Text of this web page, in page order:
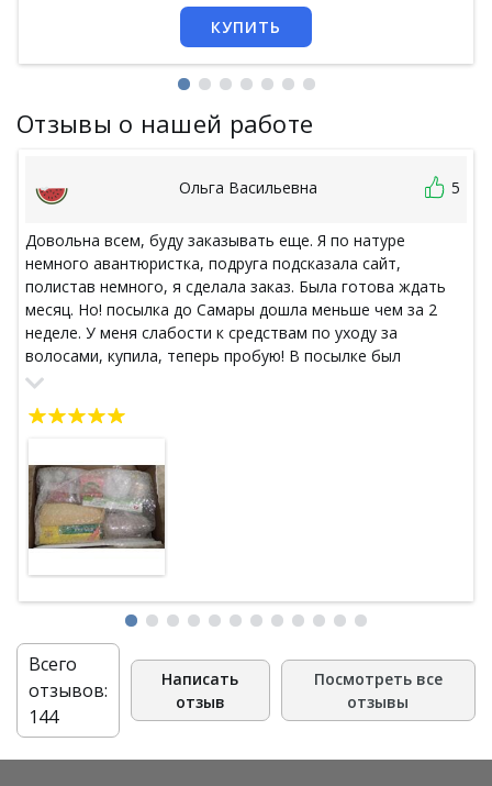
КУПИТЬ
Отзывы о нашей работе
Ольга Васильевна 5
Довольна всем, буду заказывать еще. Я по натуре
немного авантюристка, подруга подсказала сайт,
полистав немного, я сделала заказ. Была готова ждать
месяц. Но! посылка до Самары дошла меньше чем за 2
неделе. У меня слабости к средствам по уходу за
волосами, купила, теперь пробую! В посылке был
маленький подарок мини-версия зубной пасты. Совет:
тогда затраты на доставку оправдают цену товара.
Всего
отзывов:
144
Написать
отзыв
Посмотреть все
отзывы